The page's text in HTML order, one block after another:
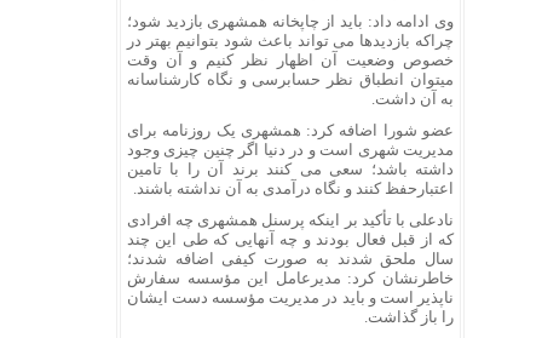
وی ادامه داد: باید از چاپخانه همشهری بازدید شود؛
چراکه بازدیدها می تواند باعث شود بتوانیم بهتر در
خصوص وضعیت آن اظهار نظر کنیم و آن وقت
میتوان انطباق نظر حسابرسی و نگاه کارشناسانه
به آن داشت.
عضو شورا اضافه کرد: همشهری یک روزنامه برای
مدیریت شهری است و در دنیا اگر چنین چیزی وجود
داشته باشد؛ سعی می کنند برند آن را با تامین
اعتبارحفظ کنند و نگاه درآمدی به آن نداشته باشند.
نادعلی با تأکید بر اینکه پرسنل همشهری چه افرادی
که از قبل فعال بودند و چه آنهایی که طی این چند
سال ملحق شدند به صورت کیفی اضافه شدند؛
خاطرنشان کرد: مدیرعامل این مؤسسه سفارش
ناپذیر است و باید در مدیریت مؤسسه دست ایشان
را باز گذاشت.